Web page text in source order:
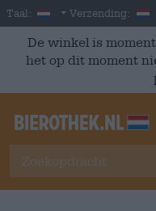
Skip to main content
Taal: Dutch
Verzending:
De winkel is
het op dit moment